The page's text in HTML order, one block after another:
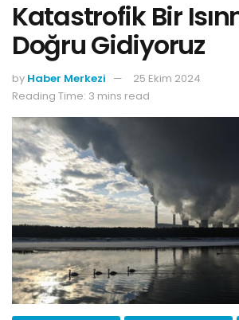
Katastrofik Bir
Doğru Gidiyoruz
by Haber Merkezi
25 Ekim 2024
Reading Time: 3 mins read